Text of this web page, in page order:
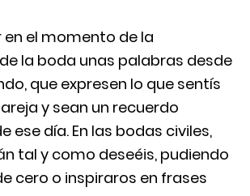
en el momento de la
la boda unas palabras desde
que expresen lo que sentís
y sean un recuerdo
ese día. En las bodas civiles,
tal y como deseéis, pudiendo
cero o inspiraros en frases